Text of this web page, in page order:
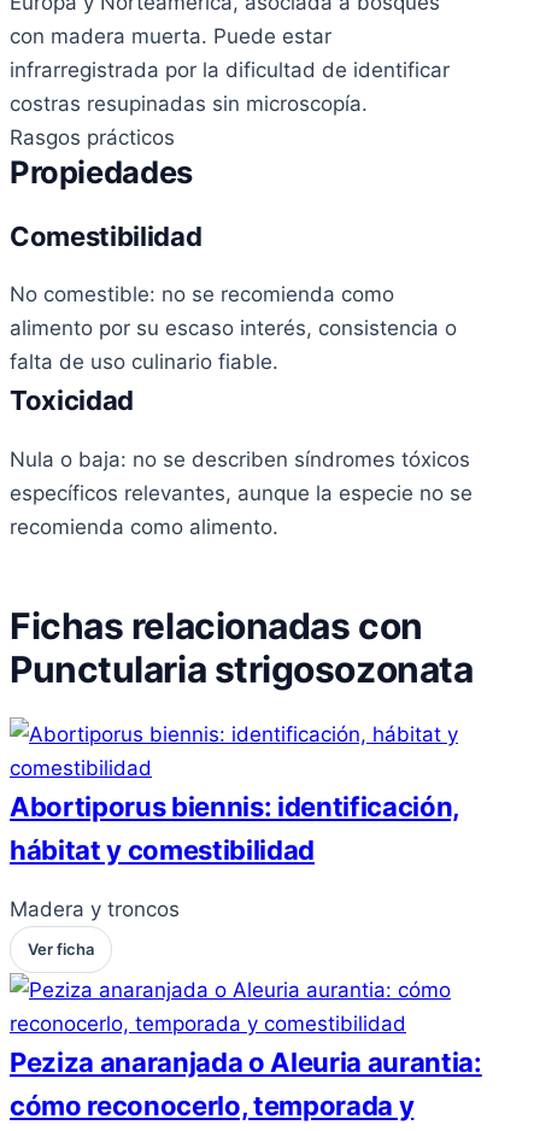
con madera muerta. Puede estar
infrarregistrada por la dificultad de identificar
costras resupinadas sin microscopía.
Rasgos prácticos
Propiedades
Comestibilidad
No comestible: no se recomienda como
alimento por su escaso interés, consistencia o
falta de uso culinario fiable.
Toxicidad
Nula o baja: no se describen síndromes tóxicos
específicos relevantes, aunque la especie no se
recomienda como alimento.
Fichas relacionadas con
Punctularia strigosozonata
Abortiporus biennis: identificación,
hábitat y comestibilidad
Madera y troncos
Ver ficha
Peziza anaranjada o Aleuria aurantia:
cómo reconocerlo, temporada y